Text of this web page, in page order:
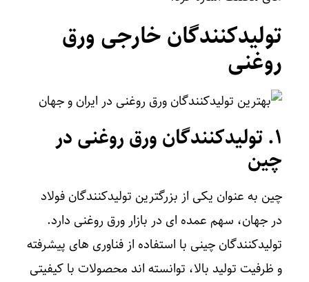
تولیدکنندگان خارجی ورق
روغنی
۱. تولیدکنندگان ورق روغنی در
چین
چین به‌ عنوان یکی از بزرگترین تولیدکنندگان فولاد
در جهان، سهم عمده‌ ای در بازار ورق روغنی دارد.
تولیدکنندگان چینی با استفاده از فناوری‌ های پیشرفته
و ظرفیت تولید بالا، توانسته‌ اند محصولات با کیفیتی